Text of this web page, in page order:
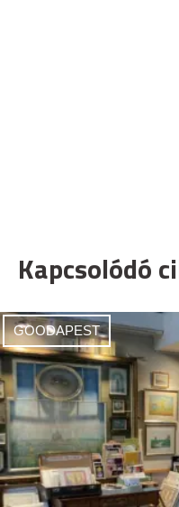
Kapcsolódó
GOODAPEST